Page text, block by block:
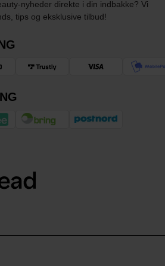
nyheder direkte i din indbakke? Vi
tips og eksklusive tilbud!